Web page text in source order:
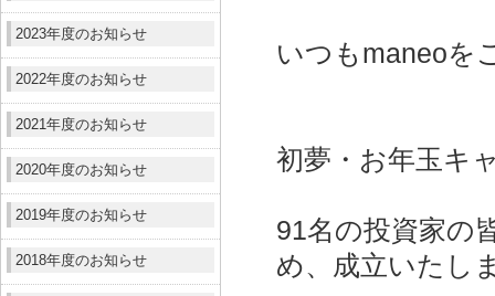
2023年度のお知らせ
2022年度のお知らせ
2021年度のお知らせ
2020年度のお知らせ
2019年度のお知らせ
2018年度のお知らせ
いつもmaneoを
初夢・お年玉キ
91名の投資家の
め、成立いたし